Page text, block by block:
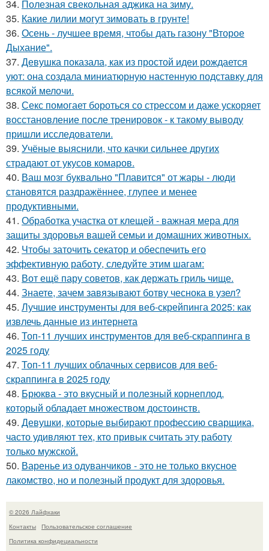
34. Полезная свекольная аджика на зиму.
35. Какие лилии могут зимовать в грунте!
36. Осень - лучшее время, чтобы дать газону "Второе
Дыхание".
37. Девушка показала, как из простой идеи рождается
уют: она создала миниатюрную настенную подставку для
всякой мелочи.
38. Секс помогает бороться со стрессом и даже ускоряет
восстановление после тренировок - к такому выводу
пришли исследователи.
39. Учёные выяснили, что качки сильнее других
страдают от укусов комаров.
40. Ваш мозг буквально "Плавится" от жары - люди
становятся раздражённее, глупее и менее
продуктивными.
41. Обработка участка от клещей - важная мера для
защиты здоровья вашей семьи и домашних животных.
42. Чтобы заточить секатор и обеспечить его
эффективную работу, следуйте этим шагам:
43. Вот ещё пару советов, как держать гриль чище.
44. Знаете, зачем завязывают ботву чеснока в узел?
45. Лучшие инструменты для веб-скрейпинга 2025: как
извлечь данные из интернета
46. Топ-11 лучших инструментов для веб-скраппинга в
2025 году
47. Топ-11 лучших облачных сервисов для веб-
скраппинга в 2025 году
48. Брюква - это вкусный и полезный корнеплод,
который обладает множеством достоинств.
49. Девушки, которые выбирают профессию сварщика,
часто удивляют тех, кто привык считать эту работу
только мужской.
50. Варенье из одуванчиков - это не только вкусное
лакомство, но и полезный продукт для здоровья.
© 2026 Лайфхаки
Контакты
Пользовательское соглашение
Политика конфидециальности